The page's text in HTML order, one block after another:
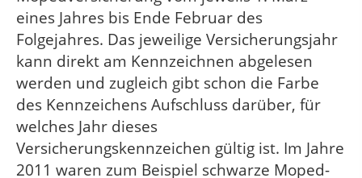
eines Jahres bis Ende Februar des
Folgejahres. Das jeweilige Versicherungsjahr
kann direkt am Kennzeichnen abgelesen
werden und zugleich gibt schon die Farbe
des Kennzeichens Aufschluss darüber, für
welches Jahr dieses
Versicherungskennzeichen gültig ist. Im Jahre
2011 waren zum Beispiel schwarze Moped-